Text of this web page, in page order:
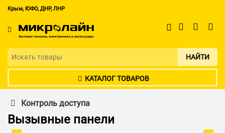
Крым, ЮФО, ДНР, ЛНР
НАЙТИ
КАТАЛОГ ТОВАРОВ
Контроль доступа
Вызывные панели